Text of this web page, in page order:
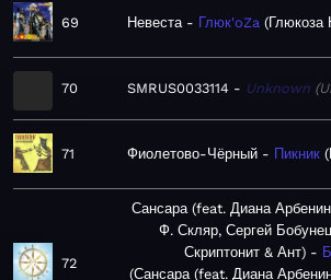
69 Невеста Глюк'oZa Глюкоза
70 SMRUS0033114 Unknown
71 Фиолетово-Чёрный Пикник
72
Сансара (feat. Диана
Ф. Скляр, Сергей
Скриптонит & Ант)
Сансара (feat. Диана